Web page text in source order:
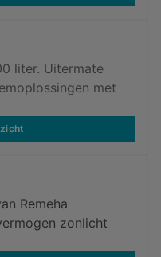
liter. Uitermate
met
Remeha
zonlicht